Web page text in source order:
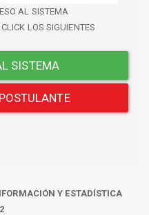
AL SISTEMA
LOS SIGUIENTES
SISTEMA
Y ESTADÍSTICA